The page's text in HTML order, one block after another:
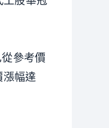
參考價
漲幅達